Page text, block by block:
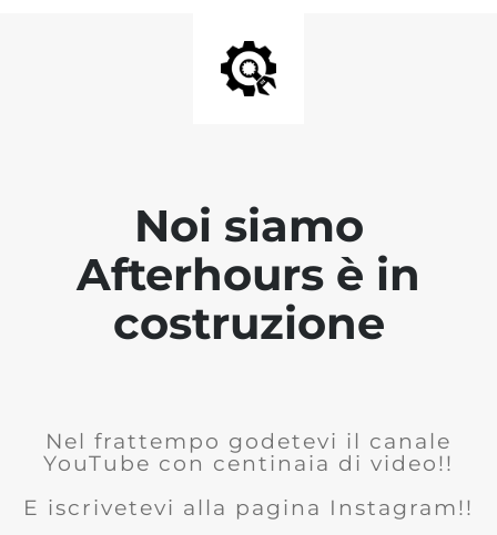
Noi siamo
Afterhours è in
costruzione
Nel frattempo godetevi il canale
YouTube con centinaia di video!!
E iscrivetevi alla pagina Instagram!!